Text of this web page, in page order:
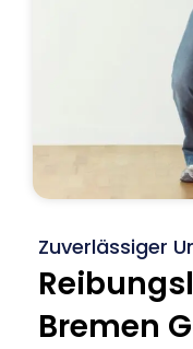
Zuverlässiger
Bremen